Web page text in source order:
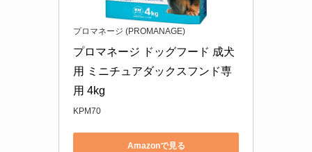
プロマネージ (PROMANAGE)
プロマネージ ドッグフード 成犬
用 ミニチュアダックスフンド専
用 4kg
KPM70
Amazonで見る